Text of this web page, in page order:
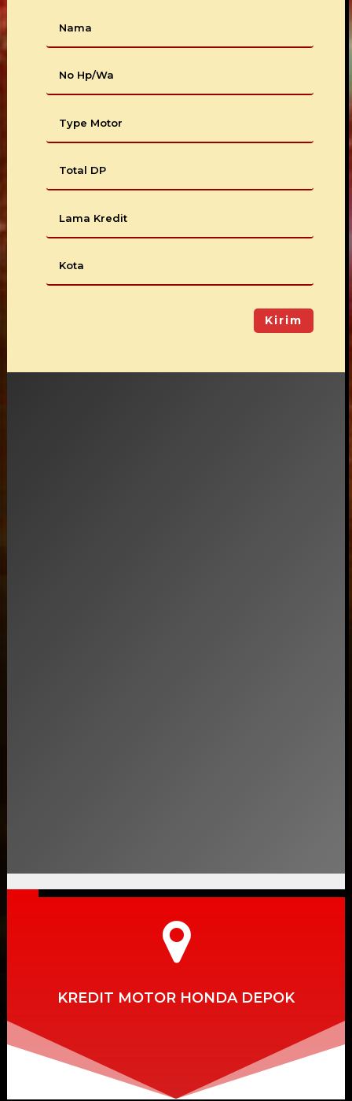
KREDIT MOTOR HONDA DEPOK